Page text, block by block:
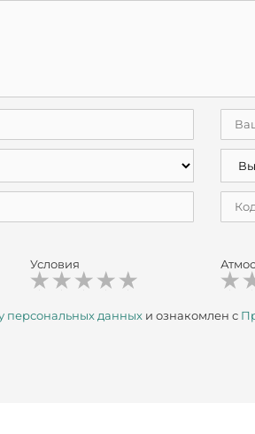
Условия
персональных данных и ознакомлен с